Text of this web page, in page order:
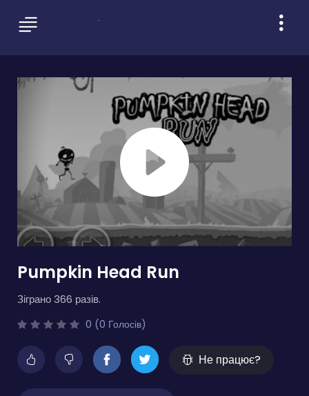
Pumpkin Head Run
Зіграно 366 разів.
0 (0 Голосів)
Не працює?